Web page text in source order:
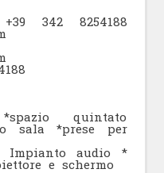
342 8254188
quintato
sala *prese per
Impianto audio *
e schermo